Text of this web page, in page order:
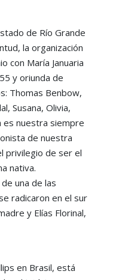
de Río Grande
la organización
con María Januaria
y oriunda de
Thomas Benbow,
Susana, Olivia,
es nuestra siempre
de nuestra
privilegio de ser el
nativa.
una de las
radicaron en el sur
y Elías Florinal,
en Brasil, está